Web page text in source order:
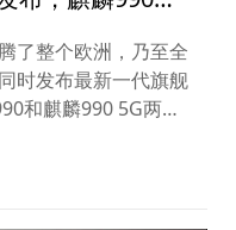
了整个欧洲，乃至全
时发布最新一代旗舰
和麒麟990 5G两款
这标志着，华为在